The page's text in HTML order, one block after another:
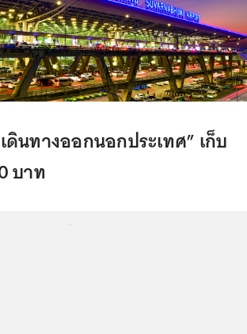
ดินทางออกนอกประเทศ” เก็บ
บาท